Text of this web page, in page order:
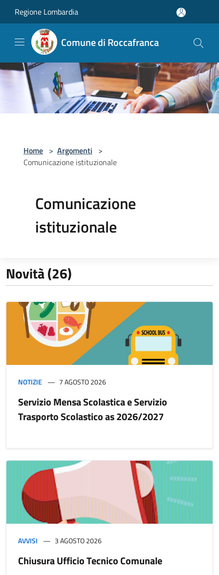
Regione Lombardia
Comune di Roccafranca
Home > Argomenti >
Comunicazione istituzionale
Comunicazione
istituzionale
Novità (26)
NOTIZIE 7 AGOSTO 2026
Servizio Mensa Scolastica e Servizio
Trasporto Scolastico as 2026/2027
AVVISI 3 AGOSTO 2026
Chiusura Ufficio Tecnico Comunale